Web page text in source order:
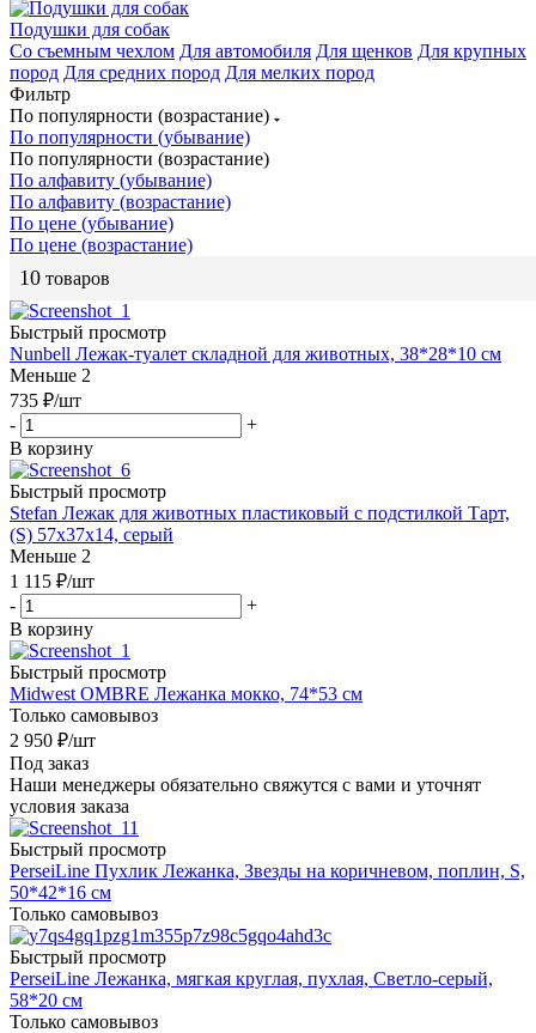
Подушки для собак
Со съемным чехлом Для автомобиля Для щенков Для крупных
пород Для средних пород Для мелких пород
Фильтр
По популярности (возрастание)
По популярности (убывание)
По популярности (возрастание)
По алфавиту (убывание)
По алфавиту (возрастание)
По цене (убывание)
По цене (возрастание)
10 товаров
Быстрый просмотр
Nunbell Лежак-туалет складной для животных, 38*28*10 см
Меньше 2
735 ₽/шт
-
+
В корзину
Быстрый просмотр
Stefan Лежак для животных пластиковый с подстилкой Тарт,
(S) 57х37х14, серый
Меньше 2
1 115 ₽/шт
-
+
В корзину
Быстрый просмотр
Midwest OMBRE Лежанка мокко, 74*53 см
Только самовывоз
2 950 ₽/шт
Под заказ
Наши менеджеры обязательно свяжутся с вами и уточнят
условия заказа
Быстрый просмотр
PerseiLine Пухлик Лежанка, Звезды на коричневом, поплин, S,
50*42*16 см
Только самовывоз
Быстрый просмотр
PerseiLine Лежанка, мягкая круглая, пухлая, Светло-серый,
58*20 см
Только самовывоз